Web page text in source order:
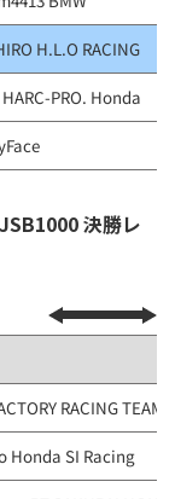
H.L.O RACING
PRO. Honda
決勝レ
RACING TEAM
Honda SI Racing